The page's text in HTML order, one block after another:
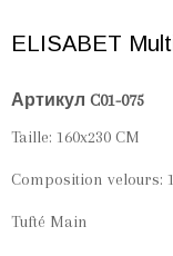
ELISABET
Артикул C01-075
Taille: 160x230 CM
Composition velours:
Tufté Main